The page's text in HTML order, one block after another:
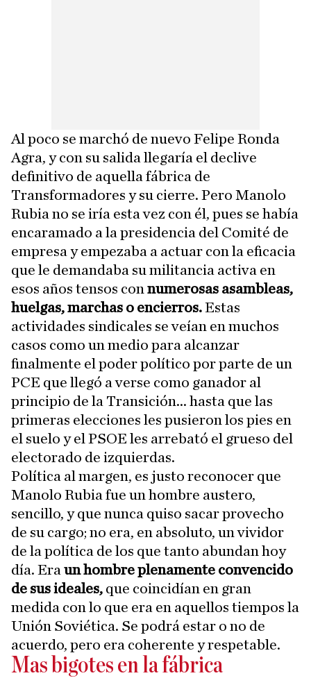
Al poco se marchó de nuevo Felipe Ronda
Agra, y con su salida llegaría el declive
definitivo de aquella fábrica de
Transformadores y su cierre. Pero Manolo
Rubia no se iría esta vez con él, pues se había
encaramado a la presidencia del Comité de
empresa y empezaba a actuar con la eficacia
que le demandaba su militancia activa en
esos años tensos con numerosas asambleas,
huelgas, marchas o encierros.Estas
actividades sindicales se veían en muchos
casos como un medio para alcanzar
finalmente el poder político por parte de un
PCE que llegó a verse como ganador al
principio de la Transición... hasta que las
primeras elecciones les pusieron los pies en
el suelo y el PSOE les arrebató el grueso del
electorado de izquierdas.
Política al margen, es justo reconocer que
Manolo Rubia fue un hombre austero,
sencillo, y que nunca quiso sacar provecho
de su cargo; no era, en absoluto, un vividor
de la política de los que tanto abundan hoy
día. Era un hombre plenamente convencido
de sus ideales, que coincidían en gran
medida con lo que era en aquellos tiempos la
Unión Soviética. Se podrá estar o no de
acuerdo, pero era coherente y respetable.
Mas bigotes en la fábrica